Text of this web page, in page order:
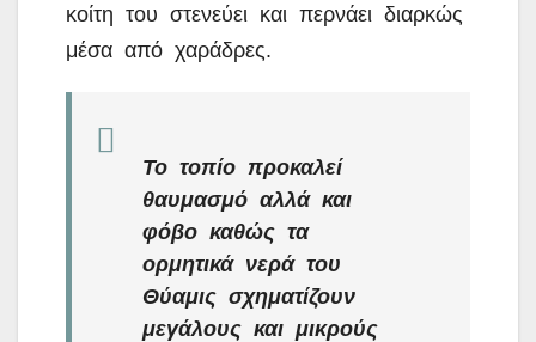
κοίτη του στενεύει και περνάει διαρκώς
μέσα από χαράδρες.
Το τοπίο προκαλεί
θαυμασμό αλλά και
φόβο καθώς τα
ορμητικά νερά του
Θύαμις σχηματίζουν
μεγάλους και μικρούς